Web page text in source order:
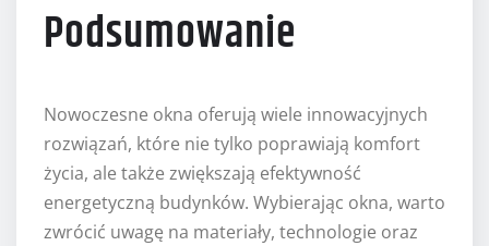
Podsumowanie
Nowoczesne okna oferują wiele innowacyjnych
rozwiązań, które nie tylko poprawiają komfort
życia, ale także zwiększają efektywność
energetyczną budynków. Wybierając okna, warto
zwrócić uwagę na materiały, technologie oraz